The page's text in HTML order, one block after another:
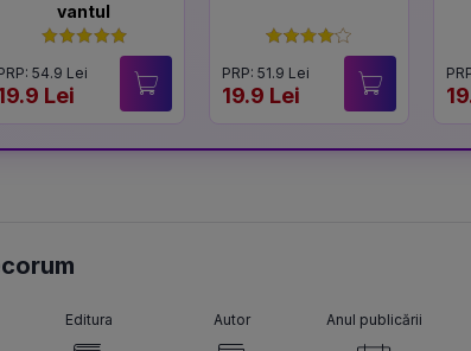
vantul
54.9 Lei
Lei
PRP: 51.9 Lei
19.9 Lei
Editura Autor Anul publicării